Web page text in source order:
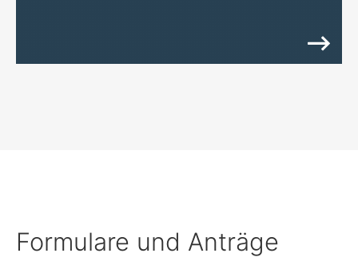
Formulare und Anträge